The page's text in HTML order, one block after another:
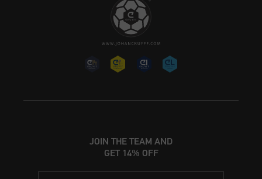
JOIN THE TEAM AND
GET 14% OFF